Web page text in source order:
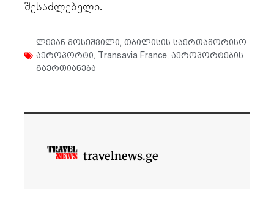
შესაძლებელი.
ლევან მოსეშვილი, თბილისის საერთაშორისო
აეროპორტი, Transavia France, აეროპორტების
გაერთიანება
travelnews.ge